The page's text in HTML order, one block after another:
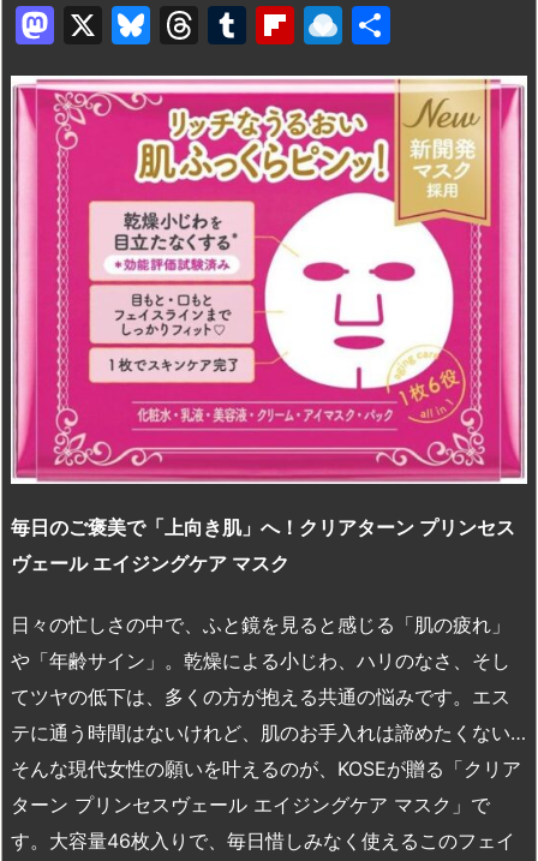
M
a
st
o
d
o
n
X
Bl
u
e
s
k
y
T
hr
e
a
d
s
T
u
m
bl
r
Fl
ip
b
o
ar
d
R
ai
n
dr
o
io
有
毎日のご褒美で「上向き肌」へ！クリアターン プリンセス
ヴェール エイジングケア マスク
日々の忙しさの中で、ふと鏡を見ると感じる「肌の疲れ」
や「年齢サイン」。乾燥による小じわ、ハリのなさ、そし
てツヤの低下は、多くの方が抱える共通の悩みです。エス
テに通う時間はないけれど、肌のお手入れは諦めたくない…
そんな現代女性の願いを叶えるのが、KOSEが贈る「クリア
ターン プリンセスヴェール エイジングケア マスク」で
す。大容量46枚入りで、毎日惜しみなく使えるこのフェイ